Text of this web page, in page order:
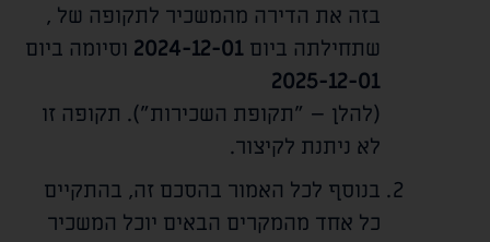
בזה את הדירה מהמשכיר לתקופה של ,
שתחילתה ביום 2024-12-01 וסיומה ביום
2025-12-01
(להלן – "תקופת השכירות"). תקופה זו
לא ניתנת לקיצור.
בנוסף לכל האמור בהסכם זה, בהתקיים
כל אחד מהמקרים הבאים יוכל המשכיר